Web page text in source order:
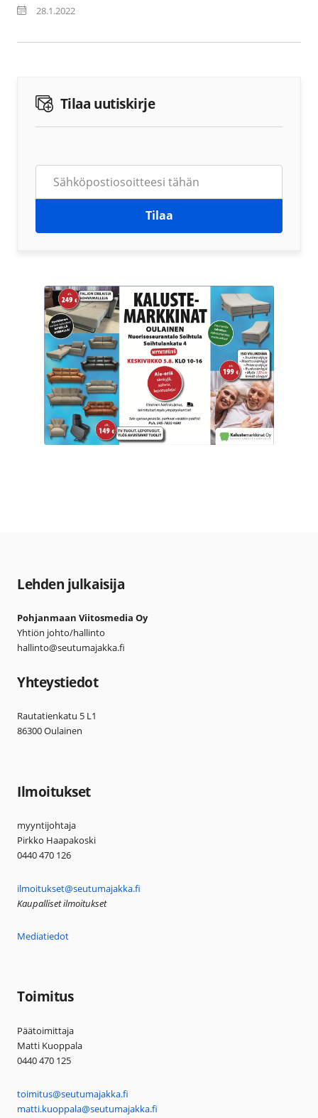
28.1.2022
Tilaa uutiskirje
Tilaa
Lehden julkaisija
Pohjanmaan Viitosmedia Oy
Yhtiön johto/hallinto
hallinto@seutumajakka.fi
Yhteystiedot
Rautatienkatu 5 L1
86300 Oulainen
Ilmoitukset
myyntijohtaja
Pirkko Haapakoski
0440 470 126
ilmoitukset@seutumajakka.fi
Kaupalliset ilmoitukset
Mediatiedot
Toimitus
Päätoimittaja
Matti Kuoppala
0440 470 125
toimitus@seutumajakka.fi
matti.kuoppala@seutumajakka.fi